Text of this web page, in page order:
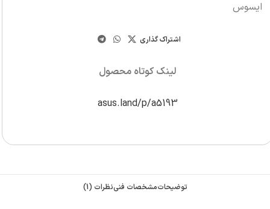
ایسوس
اشتراک گذاری
لینک کوتاه محصول
asus.land/p/a5193
توضیحاتمشخصات فنینظرات (1)